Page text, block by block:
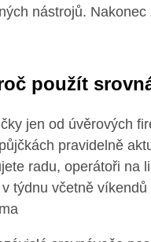
nástrojů.
použít
jen od úvěrových
pravidelně
radu, operátoři na
týdnu včetně víkendů